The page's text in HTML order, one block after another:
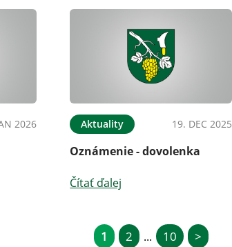
2026 Aktuality 19. DEC 2025
Oznámenie - dovolenka
Čítať ďalej
1 2 ... 10 >